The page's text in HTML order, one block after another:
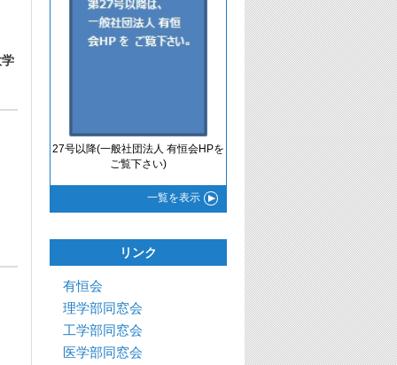
27号以降(一般社団法人 有恒会HPを
ご覧下さい)
一覧を表示
リンク
有恒会
理学部同窓会
工学部同窓会
医学部同窓会